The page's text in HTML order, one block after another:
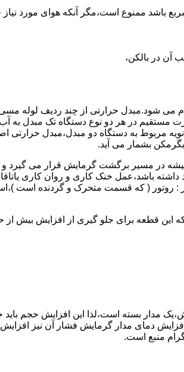
سوز پر مصرف مانند آبگرمکن در واحدهای مسکونی و غیر مسکونی که مسحت آن ها کمتر از 60 متر مربع
آن در بالکن،
می شود.مبدل حرارتی از چند ردیف لوله
مستقیم در هر دو نوع دستگاه تک مبدل
مربوط به دستگاه دو مبدل،مبدل حرارتی
بشمار می آید.
در مسیر برگشت گرمایش قرار می گیرد و
وجود داشته باشد،عمل خنک کاری و روان کاری
: روتور ( که قسمت متحرک و گردنده است
این قطعه برای جلو گیری از افزایش بیش
مدار بسته است،لذا این افزایش حجم
دمای مدار گرمایش فشار آن نیز
منبع است.